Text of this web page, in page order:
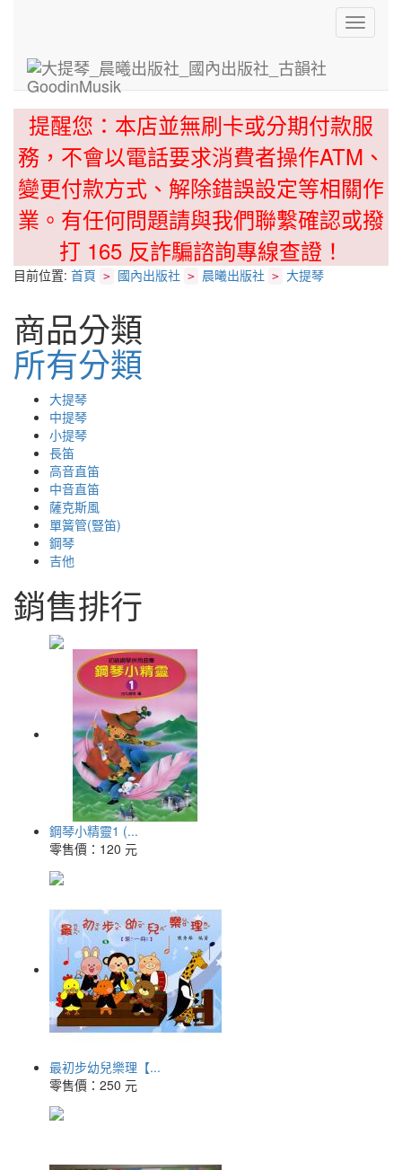
Toggle
提醒您：本店並無刷卡或分期付款服
務，不會以電話要求消費者操作ATM、
變更付款方式、解除錯誤設定等相關作
業。有任何問題請與我們聯繫確認或撥
打 165 反詐騙諮詢專線查證！
目前位置: 首頁 > 國內出版社 > 晨曦出版社 > 大提琴
商品分類
所有分類
大提琴
中提琴
小提琴
長笛
高音直笛
中音直笛
薩克斯風
單簧管(豎笛)
鋼琴
吉他
銷售排行
鋼琴小精靈1 (...
零售價： 120 元
最初步幼兒樂理【...
零售價： 250 元